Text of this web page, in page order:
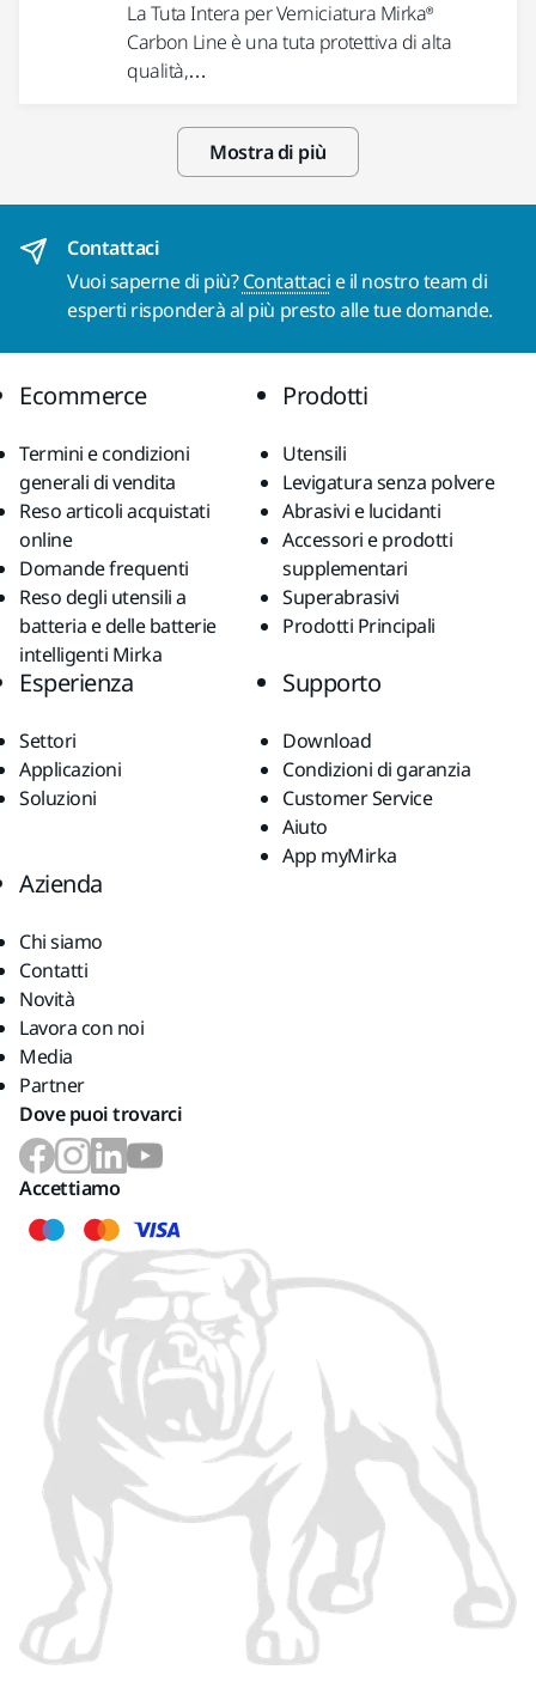
La Tuta Intera per Verniciatura Mirka®
Carbon Line è una tuta protettiva di alta
qualità,…
Mostra di più
Contattaci
Vuoi saperne di più?Contattaci e il nostro team di
esperti risponderà al più presto alle tue domande.
Ecommerce
Termini e condizioni
generali di vendita
Reso articoli acquistati
online
Domande frequenti
Reso degli utensili a
batteria e delle batterie
intelligenti Mirka
Prodotti
Utensili
Levigatura senza polvere
Abrasivi e lucidanti
Accessori e prodotti
supplementari
Superabrasivi
Prodotti Principali
Esperienza
Settori
Applicazioni
Soluzioni
Supporto
Download
Condizioni di garanzia
Customer Service
Aiuto
App myMirka
Azienda
Chi siamo
Contatti
Novità
Lavora con noi
Media
Partner
Dove puoi trovarci
Accettiamo